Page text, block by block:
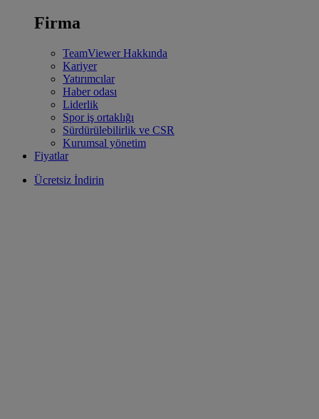
Firma
TeamViewer Hakkında
Kariyer
Yatırımcılar
Haber odası
Liderlik
Spor iş ortaklığı
Sürdürülebilirlik ve CSR
Kurumsal yönetim
Fiyatlar
Ücretsiz İndirin